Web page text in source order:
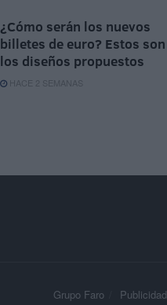
¿Cómo serán los nuevos
billetes de euro? Estos son
los diseños propuestos
HACE 2 SEMANAS
Grupo Faro Publicidad